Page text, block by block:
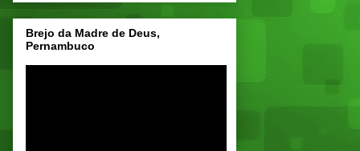
Brejo da Madre de Deus,
Pernambuco